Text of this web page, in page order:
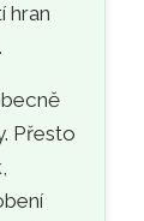
hran
Přesto